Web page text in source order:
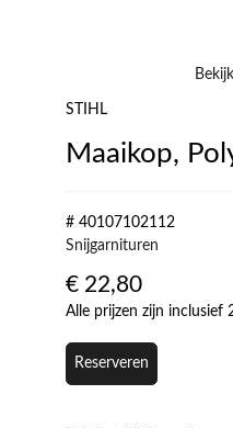
STIHL
Maaikop,
# 40107102112
Snijgarnituren
€ 22,80
Alle prijzen zijn inclusief
Reserveren